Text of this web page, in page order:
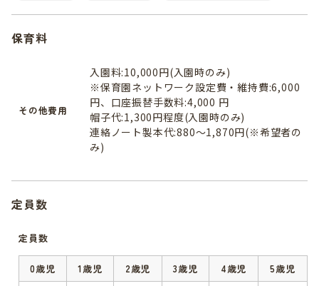
保育料
その他費用
入園料:10,000円(入園時のみ)
※保育園ネットワーク設定費・維持費:6,000
円、口座振替手数料:4,000 円
帽子代:1,300円程度(入園時のみ)
連絡ノート製本代:880～1,870円(※希望者の
み)
定員数
定員数
0歳児 1歳児 2歳児 3歳児 4歳児
5歳児